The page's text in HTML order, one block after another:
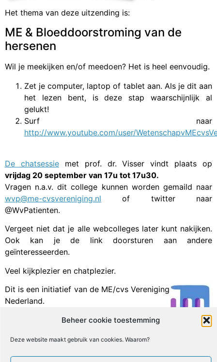
Beheer cookie toestemming
Deze website maakt gebruik van cookies. Waarom?
Het thema van deze uitzending is:
ME & Bloeddoorstroming van de
hersenen
Wil je meekijken en/of meedoen? Het is heel eenvoudig.
Zet je computer, laptop of tablet aan. Als je dit aan
het lezen bent, is deze stap waarschijnlijk al
gelukt!
Surf naar
http://www.youtube.com/user/
De chatsessiemet prof. dr. Visser vindt plaats op
vrijdag 20 september van 17u tot 17u30.
Vragen n.a.v. dit college kunnen worden gemaild naar
wvp@me-cvsvereniging.nl of twitter naar
@WvPatienten.
Vergeet niet dat je alle webcolleges later kunt nakijken.
Ook kan je de link doorsturen aan andere
geïnteresseerden.
Veel kijkplezier en chatplezier.
Dit is een initiatief van de ME/cvs Vereniging
Nederland.
Geef een reactie